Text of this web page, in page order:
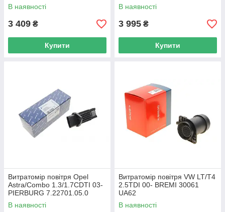
В наявності
3 409 ₴
Купити
В наявності
3 995 ₴
Купити
Витратомір повітря Opel
Astra/Combo 1.3/1.7CDTI 03-
PIERBURG 7.22701.05.0
UA62
В наявності
Витратомір повітря VW LT/T4
2.5TDI 00- BREMI 30061
UA62
В наявності